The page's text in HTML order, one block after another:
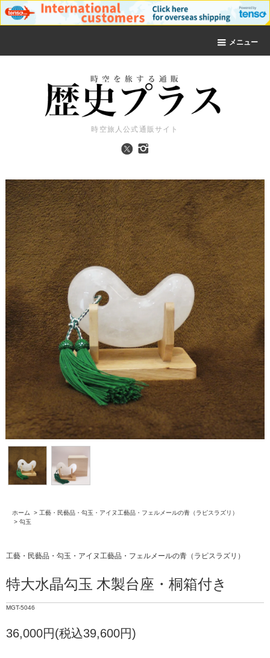
メニュー
時空旅人公式通販サイト
ホーム > 工藝・民藝品・勾玉・アイヌ工藝品・フェルメールの青（ラピスラズリ）
> 勾玉
工藝・民藝品・勾玉・アイヌ工藝品・フェルメールの青（ラピスラズリ）
特大水晶勾玉 木製台座・桐箱付き
MGT-5046
36,000円(税込39,600円)